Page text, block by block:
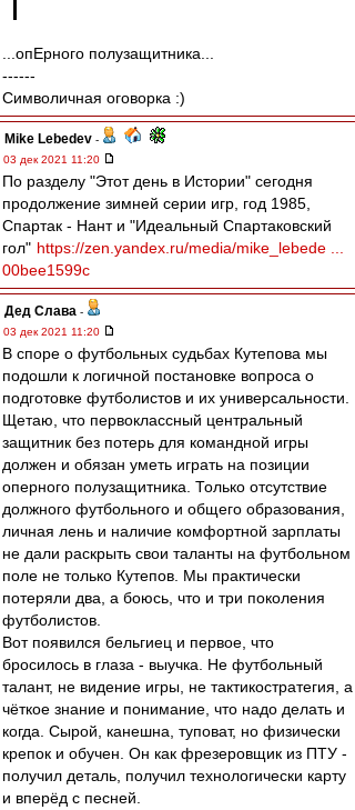
...опЕрного полузащитника...
------
Символичная оговорка :)
Mike Lebedev -
03 дек 2021 11:20
По разделу "Этот день в Истории" сегодня
продолжение зимней серии игр, год 1985,
Спартак - Нант и "Идеальный Спартаковский
гол" https://zen.yandex.ru/media/mike_lebede ...
00bee1599c
Дед Слава -
03 дек 2021 11:20
В споре о футбольных судьбах Кутепова мы
подошли к логичной постановке вопроса о
подготовке футболистов и их универсальности.
Щетаю, что первоклассный центральный
защитник без потерь для командной игры
должен и обязан уметь играть на позиции
оперного полузащитника. Только отсутствие
должного футбольного и общего образования,
личная лень и наличие комфортной зарплаты
не дали раскрыть свои таланты на футбольном
поле не только Кутепов. Мы практически
потеряли два, а боюсь, что и три поколения
футболистов.
Вот появился бельгиец и первое, что
бросилось в глаза - выучка. Не футбольный
талант, не видение игры, не тактикостратегия, а
чёткое знание и понимание, что надо делать и
когда. Сырой, канешна, туповат, но физически
крепок и обучен. Он как фрезеровщик из ПТУ -
получил деталь, получил технологически карту
и вперёд с песней.